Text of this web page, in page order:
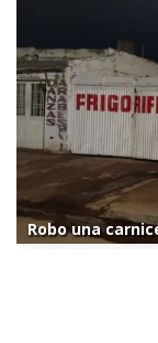
Robo una